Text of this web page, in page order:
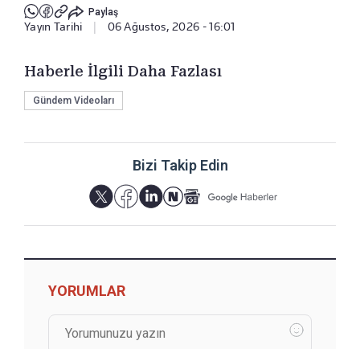
Paylaş
Yayın Tarihi 06 Ağustos, 2026 - 16:01
Haberle İlgili Daha Fazlası
Gündem Videoları
Bizi Takip Edin
YORUMLAR